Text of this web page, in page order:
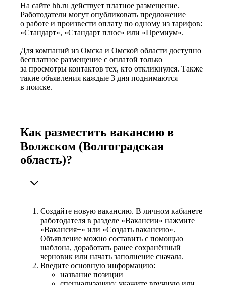
На сайте hh.ru действует платное размещение.
Работодатели могут опубликовать предложение
о работе и произвести оплату по одному из тарифов:
«Стандарт», «Стандарт плюс» или «Премиум».
Для компаний из Омска и Омской области доступно
бесплатное размещение с оплатой только
за просмотры контактов тех, кто откликнулся. Также
такие объявления каждые 3 дня поднимаются
в поиске.
Как разместить вакансию в
Волжском (Волгоградская
область)?
Создайте новую вакансию. В личном кабинете
работодателя в разделе «Вакансии» нажмите
«Вакансия+» или «Создать вакансию».
Объявление можно составить с помощью
шаблона, доработать ранее сохранённый
черновик или начать заполнение сначала.
Введите основную информацию:
название позиции